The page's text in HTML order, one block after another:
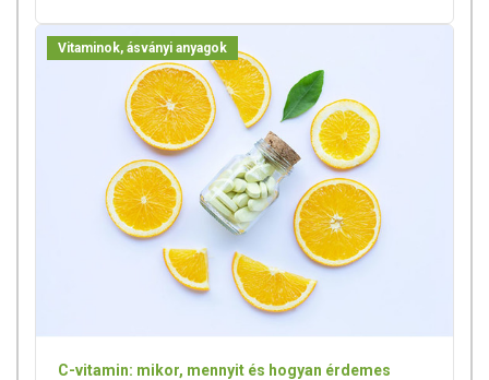
Vitaminok, ásványi anyagok
C-vitamin: mikor, mennyit és hogyan érdemes